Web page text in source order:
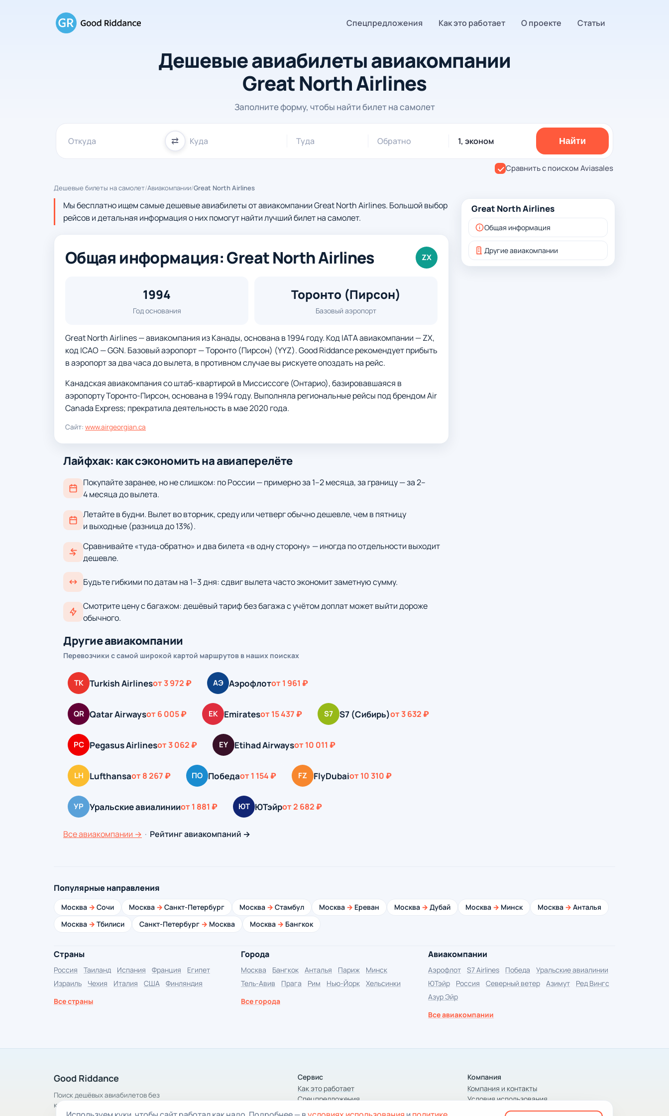
Спецпредложения Как это работает О проекте Статьи
Дешевые авиабилеты авиакомпании
Great North Airlines
Заполните форму, чтобы найти билет на самолет
⇄ Туда Обратно 1, эконом Найти
Сравнить с поиском Aviasales
Дешевые билеты на самолет/Авиакомпании/Great North Airlines
Мы бесплатно ищем самые дешевые авиабилеты от авиакомпании Great North Airlines. Большой выбор
рейсов и детальная информация о них помогут найти лучший билет на самолет.
Общая информация: Great North Airlines ZX
1994
Год основания
Торонто (Пирсон)
Базовый аэропорт
Great North Airlines — авиакомпания из Канады, основана в 1994 году. Код IATA авиакомпании — ZX,
код ICAO — GGN. Базовый аэропорт — Торонто (Пирсон) (YYZ). Good Riddance рекомендует прибыть
в аэропорт за два часа до вылета, в противном случае вы рискуете опоздать на рейс.
Канадская авиакомпания со штаб-квартирой в Миссиссоге (Онтарио), базировавшаяся в
аэропорту Торонто-Пирсон, основана в 1994 году. Выполняла региональные рейсы под брендом Air
Canada Express; прекратила деятельность в мае 2020 года.
Сайт: www.airgeorgian.ca
Лайфхак: как сэкономить на авиаперелёте
Покупайте заранее, но не слишком: по России — примерно за 1–2 месяца, за границу — за 2–
4 месяца до вылета.
Летайте в будни. Вылет во вторник, среду или четверг обычно дешевле, чем в пятницу
и выходные (разница до 13%).
Сравнивайте «туда-обратно» и два билета «в одну сторону» — иногда по отдельности выходит
дешевле.
Будьте гибкими по датам на 1–3 дня: сдвиг вылета часто экономит заметную сумму.
Смотрите цену с багажом: дешёвый тариф без багажа с учётом доплат может выйти дороже
обычного.
Другие авиакомпании
Перевозчики с самой широкой картой маршрутов в наших поисках
TK Turkish Airlinesот 3 972 ₽ АЭ Аэрофлотот 1 961 ₽
QR Qatar Airwaysот 6 005 ₽ EK Emiratesот 15 437 ₽ S7 S7 (Сибирь)от 3 632 ₽
PC Pegasus Airlinesот 3 062 ₽ EY Etihad Airwaysот 10 011 ₽
LH Lufthansaот 8 267 ₽ ПО Победаот 1 154 ₽ FZ FlyDubaiот 10 310 ₽
УР Уральские авиалинииот 1 881 ₽ ЮТ ЮТэйрот 2 682 ₽
Все авиакомпании → · Рейтинг авиакомпаний →
Great North Airlines
Общая информация
Другие авиакомпании
Популярные направления
Москва → Сочи Москва → Санкт-Петербург Москва → Стамбул Москва → Ереван Москва → Дубай Москва → Минск Москва → Анталья
Москва → Тбилиси Санкт-Петербург → Москва Москва → Бангкок
Страны
Россия Таиланд Испания Франция
Египет
Израиль
Чехия Италия США
Финляндия
Все страны
Города
Москва Бангкок Анталья Париж
Минск
Тель-Авив
Прага Рим Нью-Йорк
Хельсинки
Все города
Авиакомпании
Аэрофлот S7 Airlines Победа
Уральские авиалинии
ЮТэйр
Россия Северный ветер Азимут
Ред Вингс
Азур Эйр
Все авиакомпании
Good Riddance
Поиск дешёвых авиабилетов без
комиссии
Сервис
Как это работает
Спецпредложения
Компания
Компания и контакты
Условия использования
Конфиденциальность